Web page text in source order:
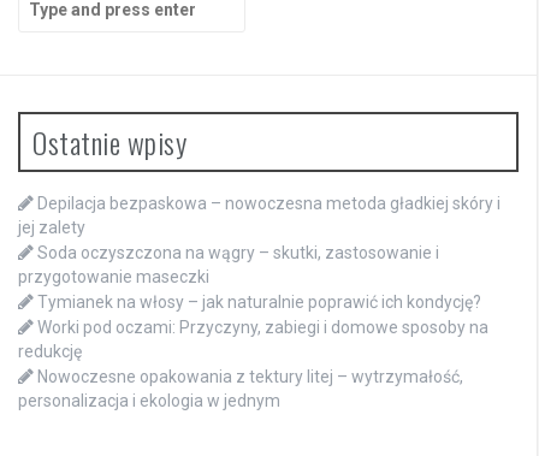
for:
Ostatnie wpisy
Depilacja bezpaskowa – nowoczesna metoda gładkiej skóry i
jej zalety
Soda oczyszczona na wągry – skutki, zastosowanie i
przygotowanie maseczki
Tymianek na włosy – jak naturalnie poprawić ich kondycję?
Worki pod oczami: Przyczyny, zabiegi i domowe sposoby na
redukcję
Nowoczesne opakowania z tektury litej – wytrzymałość,
personalizacja i ekologia w jednym